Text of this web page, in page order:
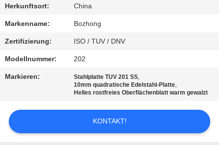
SIE
MIT
UNS
IN
VERBINDUNG
SIE
EIN
Herkunftsort: China
Markenname: Bozhong
Zertifizierung: ISO / TUV / DNV
Modellnummer: 202
Markieren: Stahlplatte TUV 201 SS,
10mm quadratische Edelstahl-Platte,
Helles rostfreies Oberflächenblatt warm gewalzt
KONTAKT!